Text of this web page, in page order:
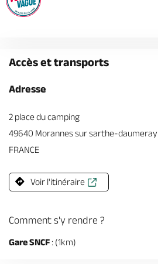
Accès et transports
Adresse
2 place du camping
49640 Morannes sur sarthe-daumeray
FRANCE
Voir l'itinéraire
Comment s'y rendre ?
Gare SNCF : (1km)